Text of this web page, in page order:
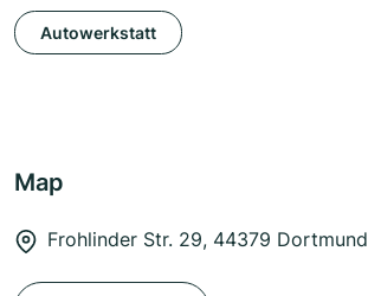
Autowerkstatt
Map
Frohlinder Str. 29, 44379 Dortmund